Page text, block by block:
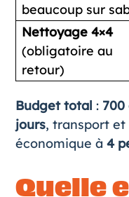
beaucoup sur
Nettoyage 4×4
(obligatoire au
retour)
Budget total : 700
jours, transport et
économique à 4
Quelle